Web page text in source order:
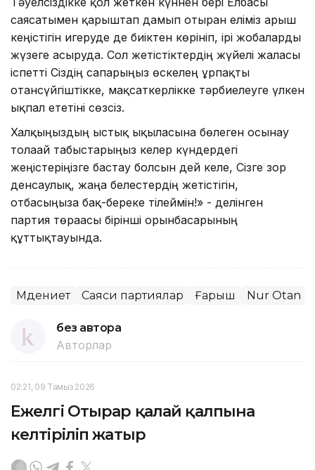
саясатымен қарыштап дамып отырған еліміз ғарыш
кеңістігін игеруде де биіктен көрініп, ірі жобаларды
жүзеге асыруда. Сол жетістіктердің жүйелі жалғасы
іспетті Сіздің сапарыңыз өскелең ұрпақты
отансүйгіштікке, мақсаткерлікке тәрбиелеуге үлкен
ықпал ететіні сөзсіз.
Халқыңыздың ыстық ықыласына бөлеген осынау
толағай табыстарыңыз келер күндердегі
жеңістеріңізге бастау болсын дей келе, Сізге зор
денсаулық, жаңа белестердің жетістігін,
отбасыңызға бақ-береке тілеймін!» - делінген
партия төрағасы бірінші орынбасарының
құттықтауында.
Мәдениет Саяси партиялар Ғарыш Nur Otan
без автора
Авторлар
02:21, 09 Тамыз 2026
Ежелгі Отырар қалай қалпына
келтіріліп жатыр